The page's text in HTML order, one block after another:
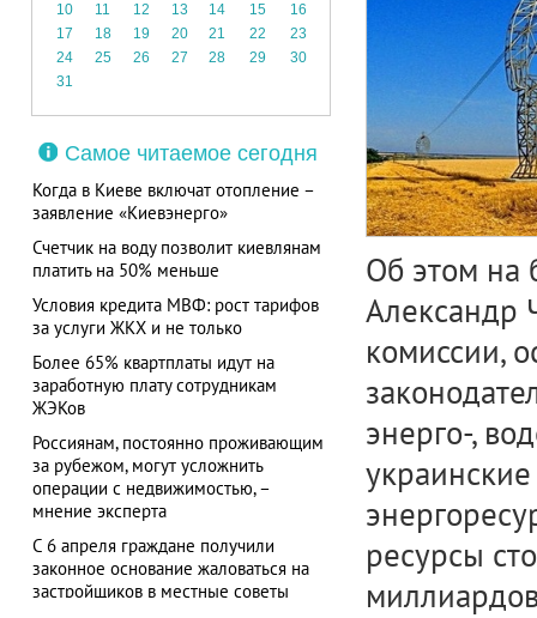
10
11 12 13 14 15
16
17
18 19 20 21 22
23
24
25 26 27 28 29
30
31
Самое читаемое сегодня
Когда в Киеве включат отопление –
заявление «Киевэнерго»
Счетчик на воду позволит киевлянам
платить на 50% меньше
Условия кредита МВФ: рост тарифов
за услуги ЖКХ и не только
Более 65% квартплаты идут на
заработную плату сотрудникам
ЖЭКов
Россиянам, постоянно проживающим
за рубежом, могут усложнить
операции с недвижимостью, –
мнение эксперта
С 6 апреля граждане получили
законное основание жаловаться на
застройщиков в местные советы
Об этом на
Александр
комиссии,
энерго-,
ресурсы